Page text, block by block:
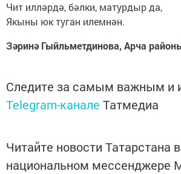
Чит илләрдә, бәлки, матурдыр да,
Якыны юк туган илемнән.
Зәринә Гыйльметдинова, Арча
Следите за самым важным и
Telegram-канале Татмедиа
Читайте новости Татарстана в
национальном мессенджере